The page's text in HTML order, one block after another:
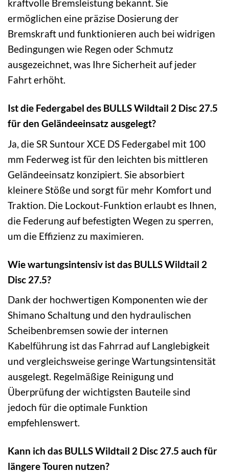
kraftvolle Bremsleistung bekannt. Sie
ermöglichen eine präzise Dosierung der
Bremskraft und funktionieren auch bei widrigen
Bedingungen wie Regen oder Schmutz
ausgezeichnet, was Ihre Sicherheit auf jeder
Fahrt erhöht.
Ist die Federgabel des BULLS Wildtail 2 Disc 27.5
für den Geländeeinsatz ausgelegt?
Ja, die SR Suntour XCE DS Federgabel mit 100
mm Federweg ist für den leichten bis mittleren
Geländeeinsatz konzipiert. Sie absorbiert
kleinere Stöße und sorgt für mehr Komfort und
Traktion. Die Lockout-Funktion erlaubt es Ihnen,
die Federung auf befestigten Wegen zu sperren,
um die Effizienz zu maximieren.
Wie wartungsintensiv ist das BULLS Wildtail 2
Disc 27.5?
Dank der hochwertigen Komponenten wie der
Shimano Schaltung und den hydraulischen
Scheibenbremsen sowie der internen
Kabelführung ist das Fahrrad auf Langlebigkeit
und vergleichsweise geringe Wartungsintensität
ausgelegt. Regelmäßige Reinigung und
Überprüfung der wichtigsten Bauteile sind
jedoch für die optimale Funktion
empfehlenswert.
Kann ich das BULLS Wildtail 2 Disc 27.5 auch für
längere Touren nutzen?